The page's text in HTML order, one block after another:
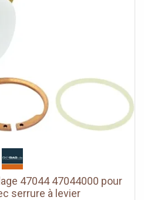
intégrée et anti-sabotage
64 appareils, alertes push
maison intelligente : Matter et
Fonctions sécurité/confort :
confidentialité, alerte porte
47044 47044000 pour
serrure à levier